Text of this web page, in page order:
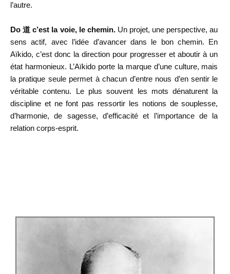
l’autre.
Do 道 c’est la voie, le chemin.Un projet, une perspective, au
sens actif, avec l’idée d’avancer dans le bon chemin. En
Aïkido, c’est donc la direction pour progresser et aboutir à un
état harmonieux. L’Aïkido porte la marque d’une culture, mais
la pratique seule permet à chacun d’entre nous d’en sentir le
véritable contenu. Le plus souvent les mots dénaturent la
discipline et ne font pas ressortir les notions de souplesse,
d’harmonie, de sagesse, d’efficacité et l’importance de la
relation corps-esprit.